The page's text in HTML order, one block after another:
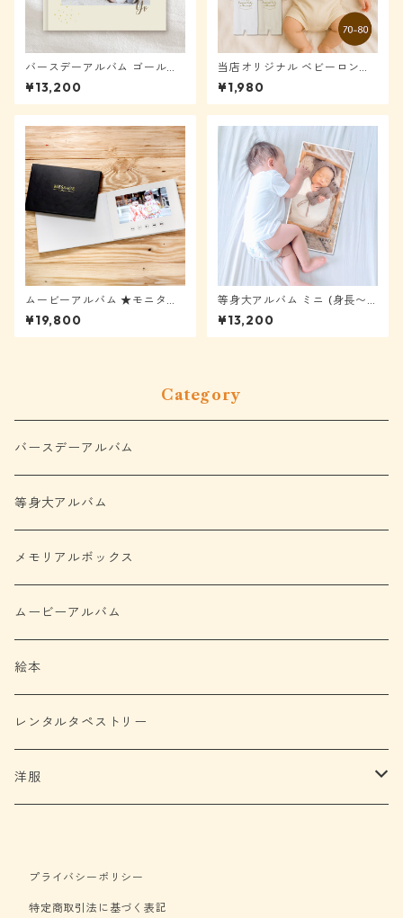
バースデーアルバム ゴールド
【メール便送料無料】★モニ
ター様表示から40%OFF
¥13,200
当店オリジナル ベビーロンパ
ース I am the happiest baby
in the world
¥1,980
ムービーアルバム ★モニター
様表示から40%OFF
¥19,800
等身大アルバム ミニ (身長〜6
0cm) ★モニター様表示から4
0%OFF
¥13,200
Category
バースデーアルバム
等身大アルバム
メモリアルボックス
ムービーアルバム
絵本
レンタルタペストリー
洋服
プライバシーポリシー
特定商取引法に基づく表記